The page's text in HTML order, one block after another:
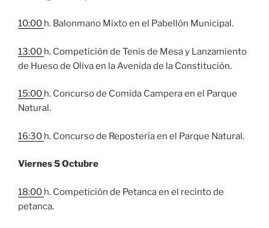
10:00 h. Balonmano Mixto en el Pabellón Municipal.
13:00 h. Competición de Tenis de Mesa y Lanzamiento
de Hueso de Oliva en la Avenida de la Constitución.
15:00 h. Concurso de Comida Campera en el Parque
Natural.
16:30 h. Concurso de Repostería en el Parque Natural.
Viernes 5 Octubre
18:00 h. Competición de Petanca en el recinto de
petanca.